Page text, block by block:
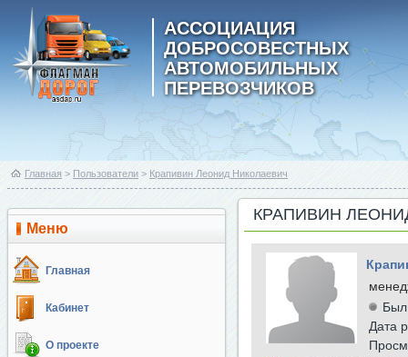
АССОЦИАЦИЯ
ДОБРОСОВЕСТНЫХ
АВТОМОБИЛЬНЫХ
ПЕРЕВОЗЧИКОВ
Главная > Пользователи > Крапивин Леонид Николаевич
Меню
Главная
Кабинет
О проекте
КРАПИВИН
Был
Дата